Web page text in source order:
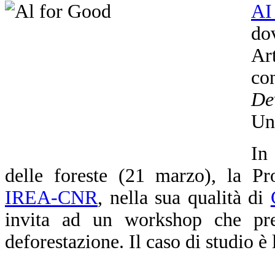
In
delle foreste (21 marzo), la
IREA-CNR, nella sua qualità di
invita ad un workshop che
deforestazione. Il caso di studio